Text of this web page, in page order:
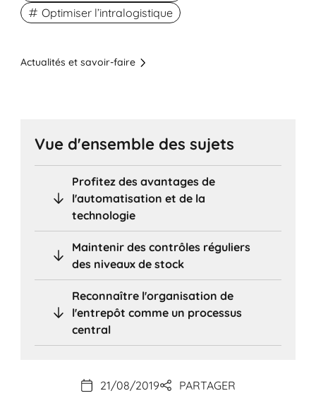
Optimiser l’intralogistique
Actualités et savoir-faire
Vue d'ensemble des sujets
Profitez des avantages de
l'automatisation et de la
technologie
Maintenir des contrôles réguliers
des niveaux de stock
Reconnaître l'organisation de
l'entrepôt comme un processus
central
21/08/2019 PARTAGER